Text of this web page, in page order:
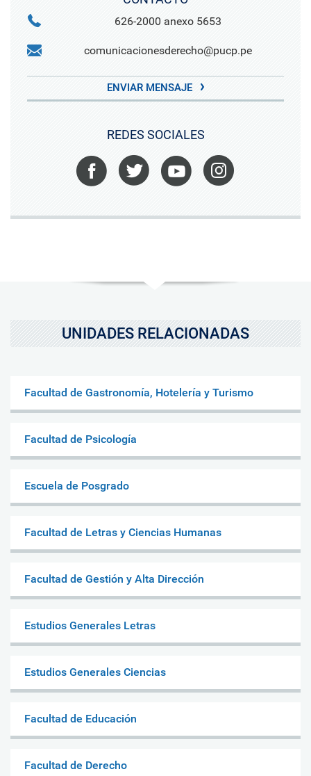
626-2000 anexo 5653
comunicacionesderecho@pucp.pe
ENVIAR MENSAJE
REDES SOCIALES
Facebook Twitter Youtube
UNIDADES RELACIONADAS
Facultad de Gastronomía, Hotelería y Turismo
Facultad de Psicología
Escuela de Posgrado
Facultad de Letras y Ciencias Humanas
Facultad de Gestión y Alta Dirección
Estudios Generales Letras
Estudios Generales Ciencias
Facultad de Educación
Facultad de Derecho